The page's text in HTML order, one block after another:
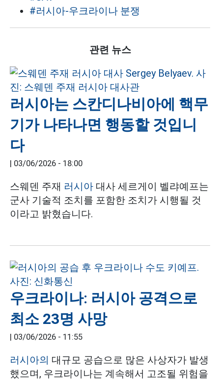
#러시아-우크라이나 분쟁
관련 뉴스
러시아는 스칸디나비아에 핵무
기가 나타나면 행동할 것입니
다
| 03/06/2026 - 18:00
스웨덴 주재 러시아 대사 세르게이 벨랴예프는
군사 기술적 조치를 포함한 조치가 시행될 것
이라고 밝혔습니다.
우크라이나: 러시아 공격으로
최소 23명 사망
| 03/06/2026 - 11:55
러시아의 대규모 공습으로 많은 사상자가 발생
했으며, 우크라이나는 계속해서 고조될 위험을